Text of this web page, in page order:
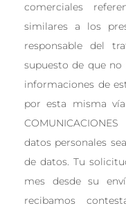
comerciales
similares a los
responsable del
supuesto de que
informaciones de
por esta misma
datos personales
de datos. Tu
mes desde su
recibamos